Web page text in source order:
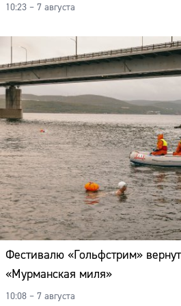
10:23 – 7 августа
Фестивалю «Гольфстрим»
«Мурманская миля»
10:08 – 7 августа